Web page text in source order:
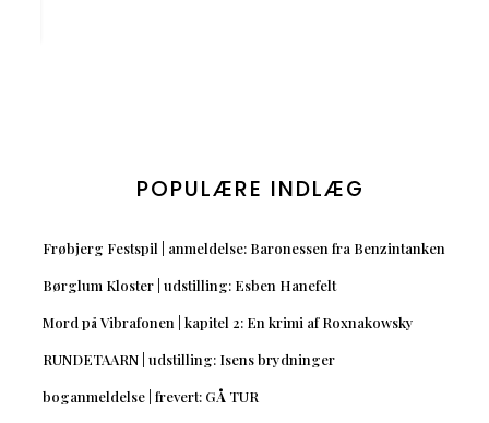
POPULÆRE INDLÆG
Frøbjerg Festspil | anmeldelse: Baronessen fra Benzintanken
Børglum Kloster | udstilling: Esben Hanefelt
Mord på Vibrafonen | kapitel 2: En krimi af Roxnakowsky
RUNDETAARN | udstilling: Isens brydninger
boganmeldelse | frevert: GÅ TUR